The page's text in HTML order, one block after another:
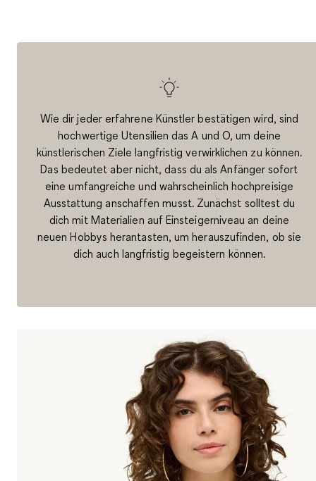
Wie dir jeder erfahrene Künstler bestätigen wird, sind
hochwertige Utensilien das A und O, um deine
künstlerischen Ziele langfristig verwirklichen zu können.
Das bedeutet aber nicht, dass du als Anfänger sofort
eine umfangreiche und wahrscheinlich hochpreisige
Ausstattung anschaffen musst. Zunächst solltest du
dich mit Materialien auf Einsteigerniveau an deine
neuen Hobbys herantasten, um herauszufinden, ob sie
dich auch langfristig begeistern können.